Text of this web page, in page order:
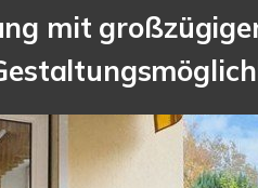
mit